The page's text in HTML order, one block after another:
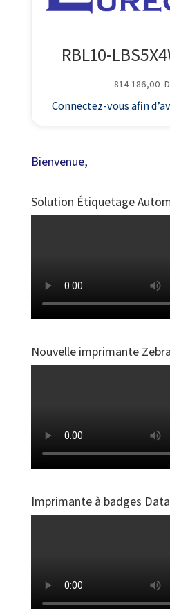
RBL10-
814 186,00
Connectez-vous afin
Bienvenue,
Solution Étiquetage
Nouvelle imprimante
Imprimante à badges